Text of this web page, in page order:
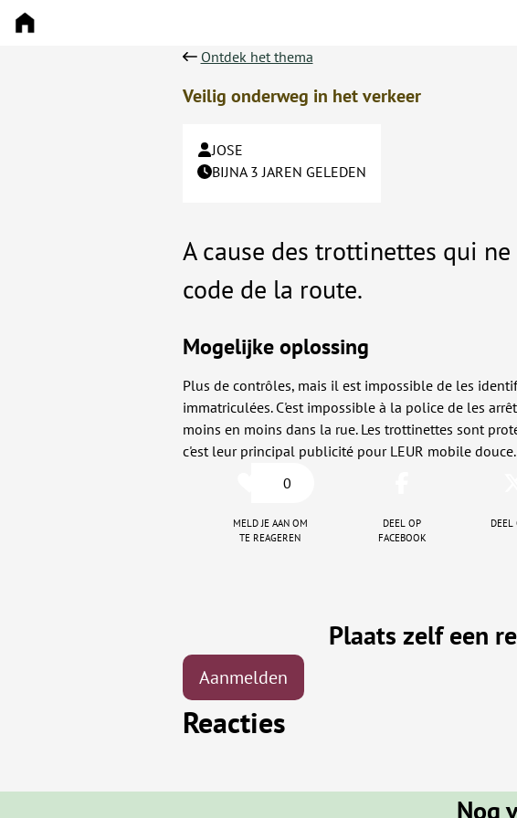
Ontdek het thema
Veilig onderweg in het verkeer
JOSE
BIJNA 3 JAREN GELEDEN
A cause des trottinettes qui
code de la route.
Mogelijke oplossing
Plus de contrôles, mais il est impossible de les
immatriculées. C'est impossible à la police de les
moins en moins dans la rue. Les trottinettes sont
c'est leur principal publicité pour LEUR mobile douce.
0
Meld je aan om
te reageren
Deel op
facebook
Deel
Plaats zelf een
Aanmelden
Reacties
Nog